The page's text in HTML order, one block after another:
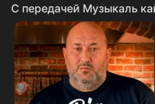
C передачей Музыкаль